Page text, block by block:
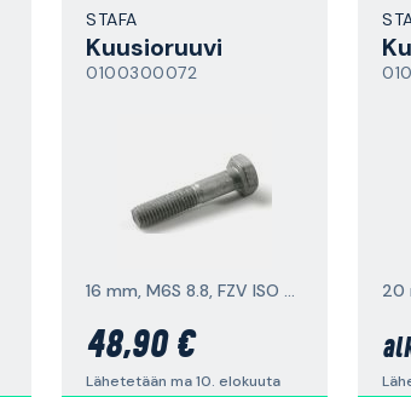
STAFA
Kuusioruuvi
0100300072
16 mm, M6S 8.8, FZV ISO 4014
48,90 €
Lähetetään ma 10. elokuuta